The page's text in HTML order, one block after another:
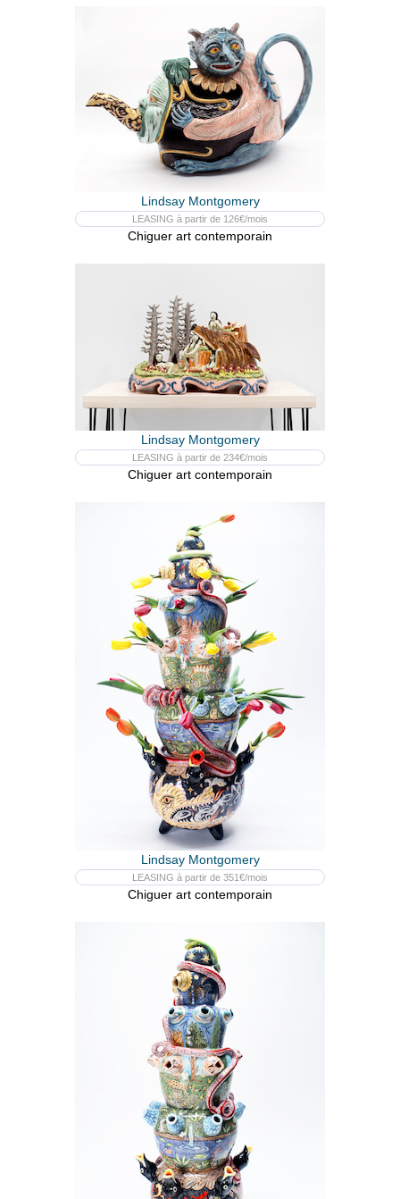
Lindsay Montgomery
LEASING à partir de 126€/mois
Chiguer art contemporain
Lindsay Montgomery
LEASING à partir de 234€/mois
Chiguer art contemporain
Lindsay Montgomery
LEASING à partir de 351€/mois
Chiguer art contemporain